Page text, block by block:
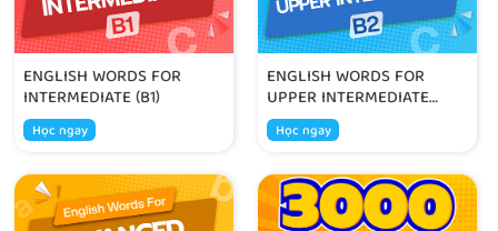
ENGLISH WORDS FOR
INTERMEDIATE (B1)
Học ngay
ENGLISH WORDS FOR
UPPER INTERMEDIATE
(B2)
Học ngay